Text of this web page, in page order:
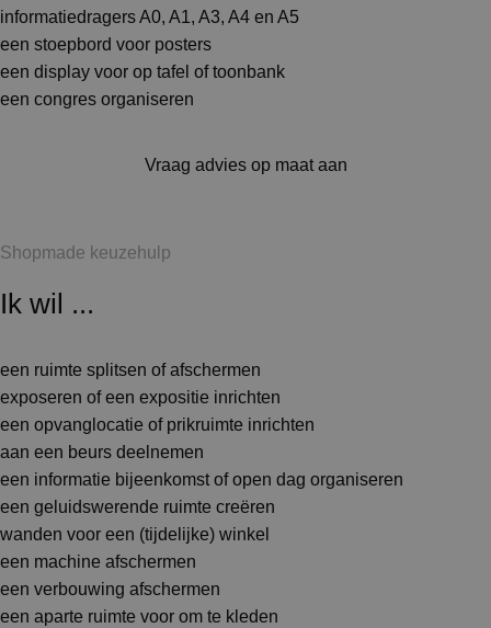
informatiedragers A0, A1, A3, A4 en A5
een stoepbord voor posters
een display voor op tafel of toonbank
een congres organiseren
Vraag advies op maat aan
Shopmade keuzehulp
Ik wil ...
een ruimte splitsen of afschermen
exposeren of een expositie inrichten
een opvanglocatie of prikruimte inrichten
aan een beurs deelnemen
een informatie bijeenkomst of open dag organiseren
een geluidswerende ruimte creëren
wanden voor een (tijdelijke) winkel
een machine afschermen
een verbouwing afschermen
een aparte ruimte voor om te kleden